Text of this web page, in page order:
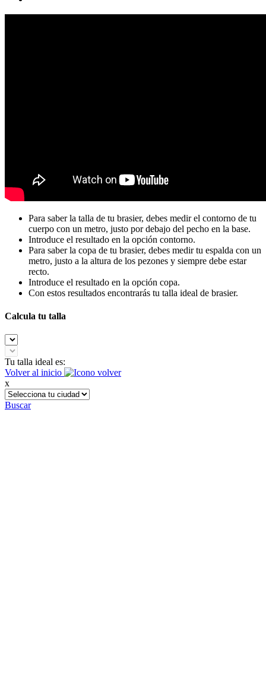
Para saber la talla de tu brasier, debes medir el contorno de tu
cuerpo con un metro, justo por debajo del pecho en la base.
Introduce el resultado en la opción contorno.
Para saber la copa de tu brasier, debes medir tu espalda con un
metro, justo a la altura de los pezones y siempre debe estar
recto.
Introduce el resultado en la opción copa.
Con estos resultados encontrarás tu talla ideal de brasier.
Calcula tu talla
Tu talla ideal es:
Volver al inicio
x
Buscar